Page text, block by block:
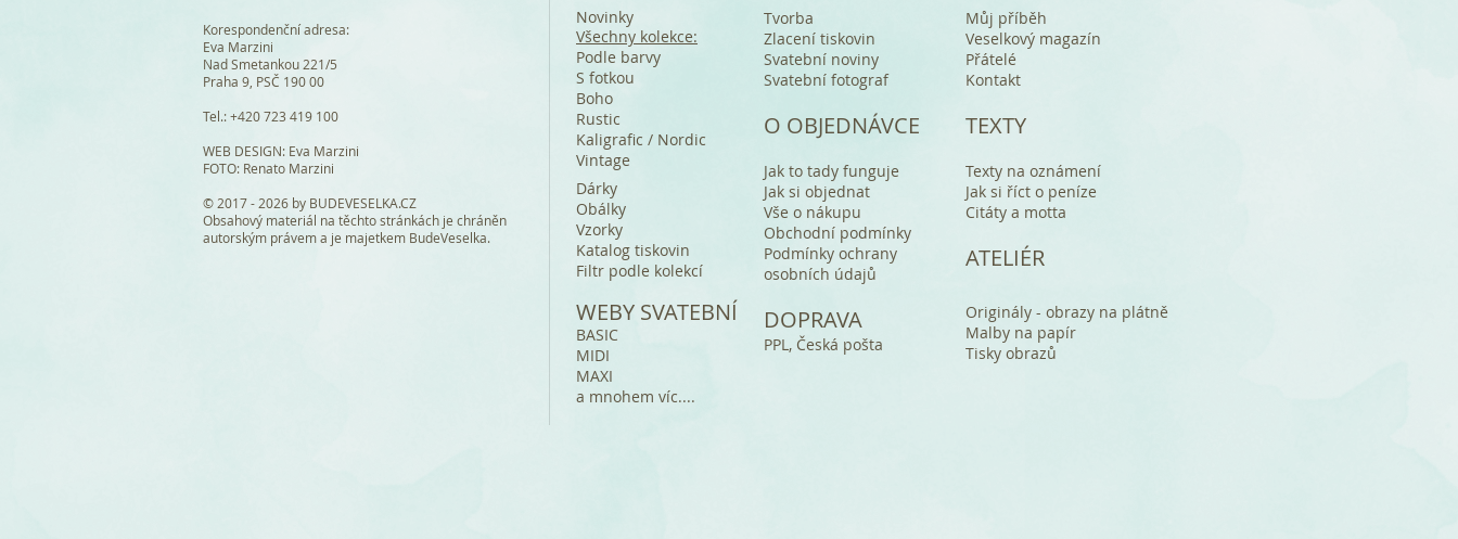
Korespondenční adresa:
Eva Marzini
Nad Smetankou 221/5
Praha 9, PSČ 190 00
Tel.: +420 723 419 100
WEB DESIGN: Eva Marzini
FOTO: Renato Marzini
© 2017 - 2026 by BUDEVESELKA.CZ
Obsahový materiál na těchto stránkách je chráněn
autorským právem a je majetkem BudeVeselka.
Novinky
Všechny kolekce:
Podle barvy
S fotkou
Boho
Rustic
Kaligrafic / Nordic
Vintage
Dárky
Obálky
Vzorky
Katalog tiskovin
Filtr podle kolekcí
WEBY SVATEBNÍ
BASIC
MIDI
MAXI
a mnohem víc....
Tvorba
Zlacení tiskovin
Svatební noviny
Svatební fotograf
O OBJEDNÁVCE
Jak to tady funguje
Jak si objednat
Vše o nákupu
Obchodní podmínky
Podmínky ochrany
osobních údajů
DOPRAVA
PPL, Česká pošta
Můj příběh
Veselkový magazín
Přátelé
Kontakt
TEXTY
Texty na oznámení
Jak si říct o peníze
Citáty a motta
ATELIÉR
Originály - obrazy na plátně
Malby na papír
Tisky obrazů